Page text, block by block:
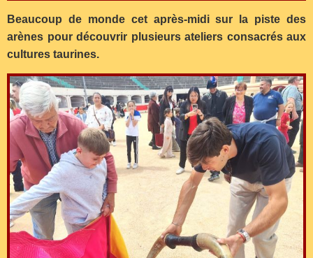
Beaucoup de monde cet après-midi sur la piste des
arènes pour découvrir plusieurs ateliers consacrés aux
cultures taurines.